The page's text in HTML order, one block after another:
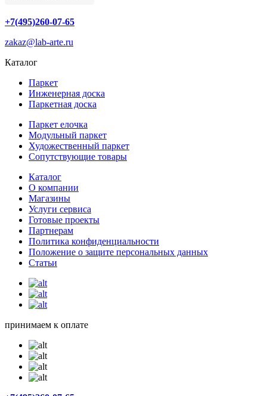
+7(495)260-07-65
zakaz@lab-arte.ru
Каталог
Паркет
Инженерная доска
Паркетная доска
Паркет елочка
Модульный паркет
Художественный паркет
Сопутствующие товары
Каталог
О компании
Магазины
Услуги сервиса
Готовые проекты
Партнерам
Политика конфиденциальности
Положение о защите персональных данных
Статьи
принимаем к оплате